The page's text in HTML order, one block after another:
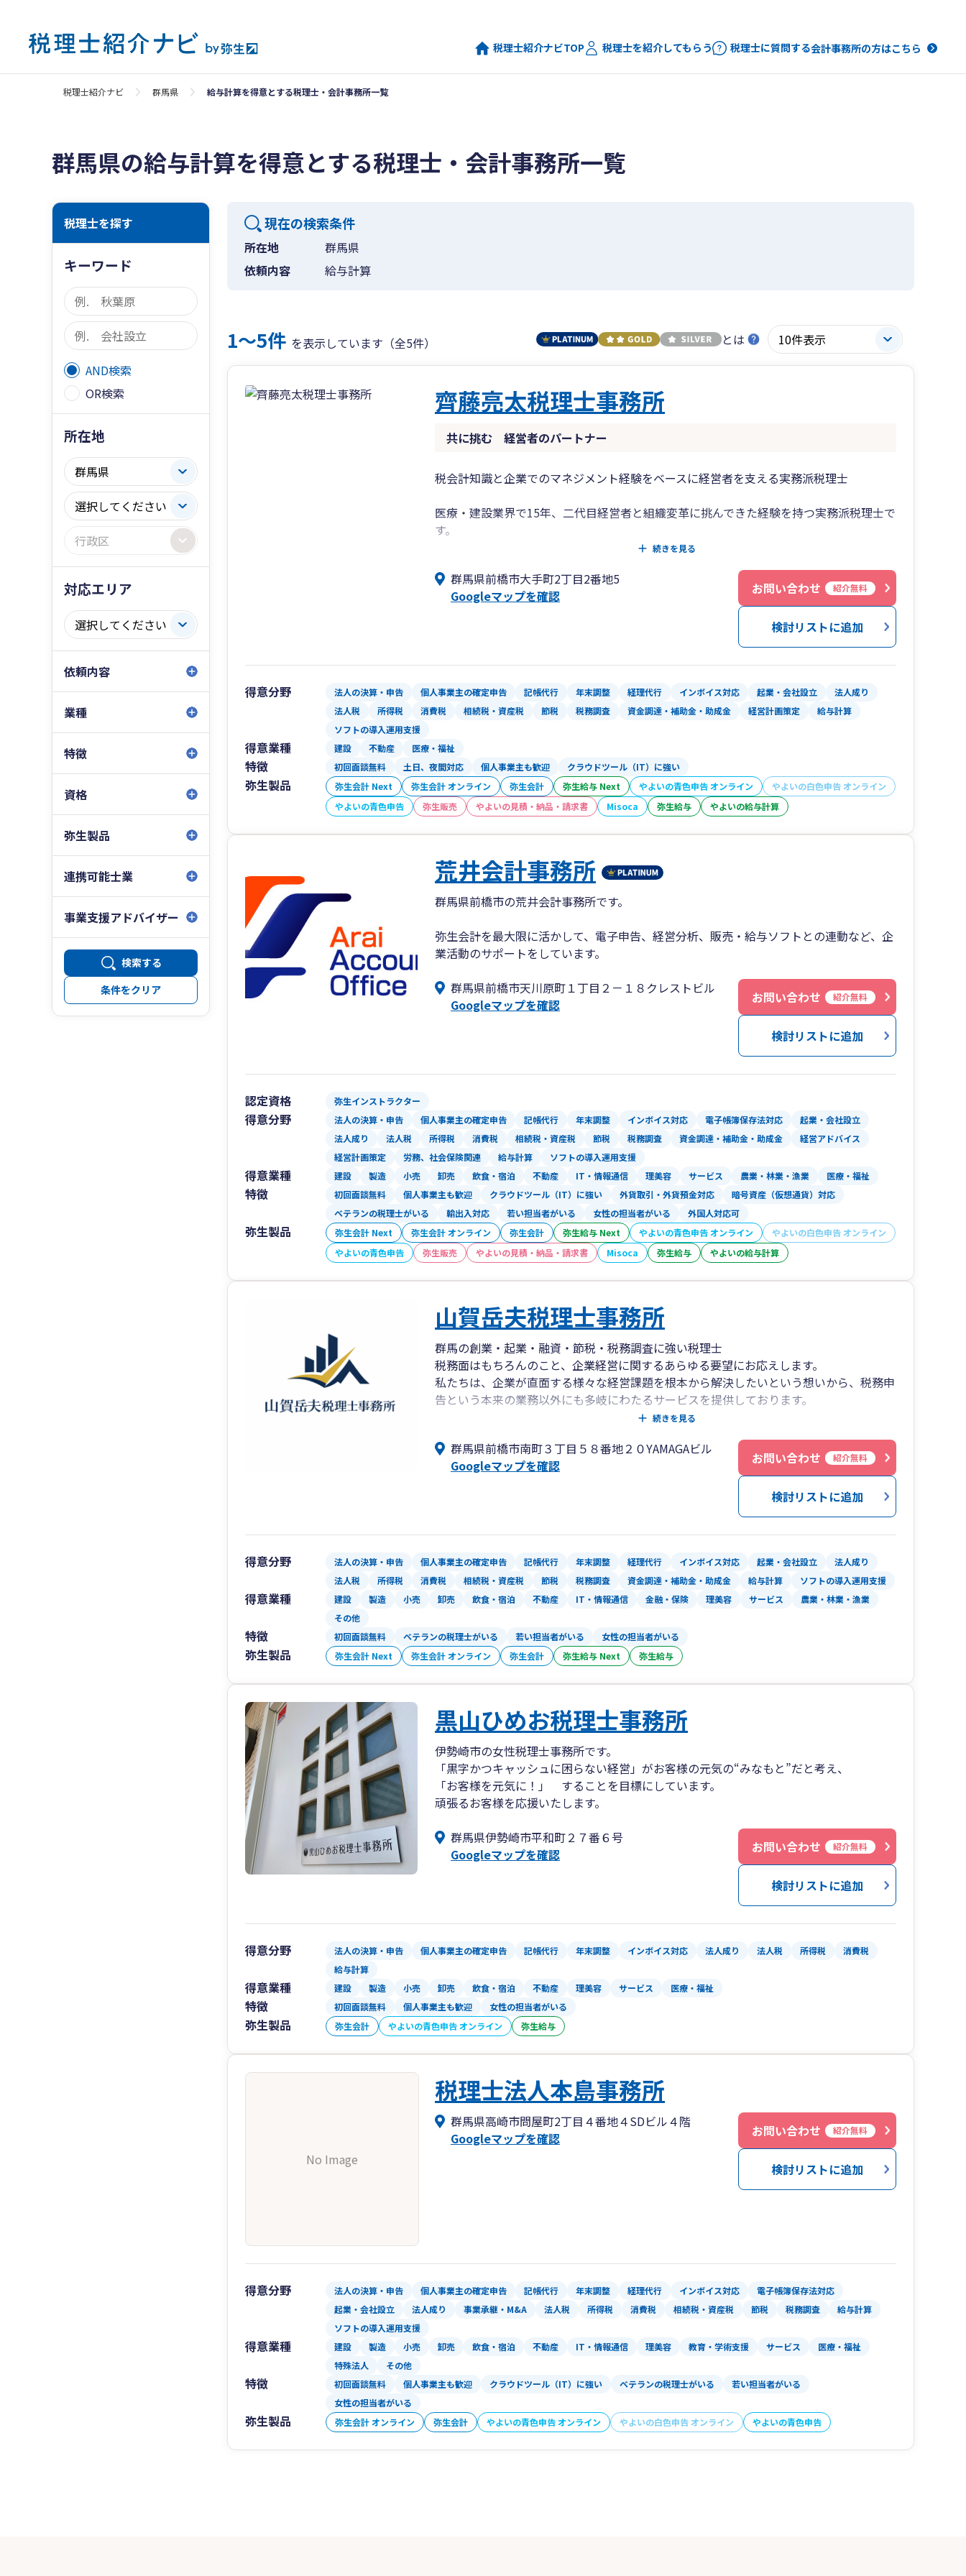
税理士紹介ナビTOP 税理士を紹介してもらう 税理士に質問する会計事務所の方はこちら
税理士紹介ナビ 群馬県 給与計算を得意とする税理士・会計事務所一覧
群馬県の給与計算を得意とする税理士・会計事務所一覧
税理士を探す
キーワード
AND検索
OR検索
所在地
対応エリア
依頼内容
業種
特徴
資格
弥生製品
連携可能士業
事業支援アドバイザー
検索する
条件をクリア
現在の検索条件
所在地
群馬県
依頼内容
給与計算
1〜5件 を表示しています（全5件） とは
齊藤亮太税理士事務所
共に挑む 経営者のパートナー
税会計知識と企業でのマネジメント経験をベースに経営者を支える実務派税理士
医療・建設業界で15年、二代目経営者と組織変革に挑んできた経験を持つ実務派税理士で
す。
変化の激しい経済環境において私が重要と考えるのは、過去の数字ではなく「未来を予測
会社が抱えるあらゆる課題に対して、執行役員・部長の視点と持ち前のフットワークで、
経営者の孤独な決断を支え、挑戦を後押しするパートナーとして共に歩みます。
続きを見る
群馬県前橋市大手町2丁目2番地5
Googleマップを確認
お問い合わせ 紹介無料
検討リストに追加
得意分野 法人の決算・申告 個人事業主の確定申告 記帳代行 年末調整 経理代行 インボイス対応 起業・会社設立
法人成り
法人税
所得税 消費税 相続税・資産税 節税 税務調査 資金調達・補助金・助成金 経営計画策定
給与計算
ソフトの導入運用支援
得意業種 建設 不動産 医療・福祉
特徴 初回面談無料 土日、夜間対応 個人事業主も歓迎 クラウドツール（IT）に強い
弥生製品 弥生会計 Next 弥生会計 オンライン 弥生会計 弥生給与 Next やよいの青色申告 オンライン
やよいの白色申告 オンライン
やよいの青色申告
弥生販売 やよいの見積・納品・請求書 Misoca 弥生給与 やよいの給与計算
荒井会計事務所
群馬県前橋市の荒井会計事務所です。
弥生会計を最大限に活かして、電子申告、経営分析、販売・給与ソフトとの連動など、企
業活動のサポートをしています。
群馬県前橋市天川原町１丁目２－１８クレストビル
Googleマップを確認
お問い合わせ 紹介無料
検討リストに追加
認定資格 弥生インストラクター
得意分野 法人の決算・申告 個人事業主の確定申告 記帳代行 年末調整 インボイス対応 電子帳簿保存法対応
起業・会社設立
法人成り
法人税 所得税 消費税 相続税・資産税 節税 税務調査 資金調達・補助金・助成金
経営アドバイス
経営計画策定
労務、社会保険関連 給与計算 ソフトの導入運用支援
得意業種 建設 製造 小売 卸売 飲食・宿泊 不動産 IT・情報通信 理美容 サービス 農業・林業・漁業 医療・福祉
特徴 初回面談無料 個人事業主も歓迎 クラウドツール（IT）に強い 外貨取引・外貨預金対応
暗号資産（仮想通貨）対応
ベテランの税理士がいる
輸出入対応 若い担当者がいる 女性の担当者がいる 外国人対応可
弥生製品 弥生会計 Next 弥生会計 オンライン 弥生会計 弥生給与 Next やよいの青色申告 オンライン
やよいの白色申告 オンライン
やよいの青色申告
弥生販売 やよいの見積・納品・請求書 Misoca 弥生給与 やよいの給与計算
山賀岳夫税理士事務所
群馬の創業・起業・融資・節税・税務調査に強い税理士
税務面はもちろんのこと、企業経営に関するあらゆる要望にお応えします。
私たちは、企業が直面する様々な経営課題を根本から解決したいという想いから、税務申
告という本来の業務以外にも多岐にわたるサービスを提供しております。
企業と経営者様の３年後・５年後・１０年後を見据えたトータルサポートが弊社のモット
私たちは、お客さまが本当に求めていることにフォーカスし、利益を減らすのではなく、
増やすことによって貢献してまいります。
ただ税務申告書を作るのではなく、中小企業の明るい未来を創るために活動します。
お客様に寄り添い、企業として、個人としてより良い信頼関係を築けるよう努力してまい
従業員の心身の健康を大切にし、個人・チームワークを高める風土づくりに努めます。
地域に根差した身近な存在となり、中小企業の明るい未来を創るために貢献してまいりま
す。
続きを見る
群馬県前橋市南町３丁目５８番地２０YAMAGAビル
Googleマップを確認
お問い合わせ 紹介無料
検討リストに追加
得意分野 法人の決算・申告 個人事業主の確定申告 記帳代行 年末調整 経理代行 インボイス対応 起業・会社設立
法人成り
法人税
所得税 消費税 相続税・資産税 節税 税務調査 資金調達・補助金・助成金 給与計算 ソフトの導入運用支援
得意業種 建設 製造 小売 卸売 飲食・宿泊 不動産 IT・情報通信 金融・保険 理美容 サービス
農業・林業・漁業
その他
特徴 初回面談無料 ベテランの税理士がいる 若い担当者がいる 女性の担当者がいる
弥生製品 弥生会計 Next 弥生会計 オンライン 弥生会計 弥生給与 Next 弥生給与
黒山ひめお税理士事務所
伊勢崎市の女性税理士事務所です。
「黒字かつキャッシュに困らない経営」がお客様の元気の“みなもと”だと考え、
「お客様を元気に！」 することを目標にしています。
頑張るお客様を応援いたします。
群馬県伊勢崎市平和町２７番６号
Googleマップを確認
お問い合わせ 紹介無料
検討リストに追加
得意分野 法人の決算・申告 個人事業主の確定申告 記帳代行 年末調整 インボイス対応 法人成り 法人税 所得税
消費税
給与計算
得意業種 建設 製造 小売 卸売 飲食・宿泊 不動産 理美容 サービス 医療・福祉
特徴 初回面談無料 個人事業主も歓迎 女性の担当者がいる
弥生製品 弥生会計 やよいの青色申告 オンライン 弥生給与
No Image
税理士法人本島事務所
群馬県高崎市問屋町2丁目４番地４SDビル４階
Googleマップを確認
お問い合わせ 紹介無料
検討リストに追加
得意分野 法人の決算・申告 個人事業主の確定申告 記帳代行 年末調整 経理代行 インボイス対応
電子帳簿保存法対応
起業・会社設立
法人成り 事業承継・M&A 法人税 所得税 消費税 相続税・資産税 節税 税務調査
給与計算
ソフトの導入運用支援
得意業種 建設 製造 小売 卸売 飲食・宿泊 不動産 IT・情報通信 理美容 教育・学術支援 サービス
医療・福祉
特殊法人
その他
特徴 初回面談無料 個人事業主も歓迎 クラウドツール（IT）に強い ベテランの税理士がいる
若い担当者がいる
女性の担当者がいる
弥生製品 弥生会計 オンライン 弥生会計 やよいの青色申告 オンライン やよいの白色申告 オンライン やよいの青色申告